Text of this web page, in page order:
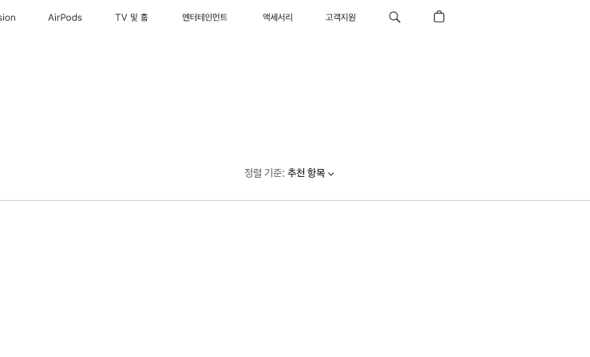
AirPods TV 및 홈 엔터테인먼트 액세서리 고객지원
정렬 기준: 추천 항목